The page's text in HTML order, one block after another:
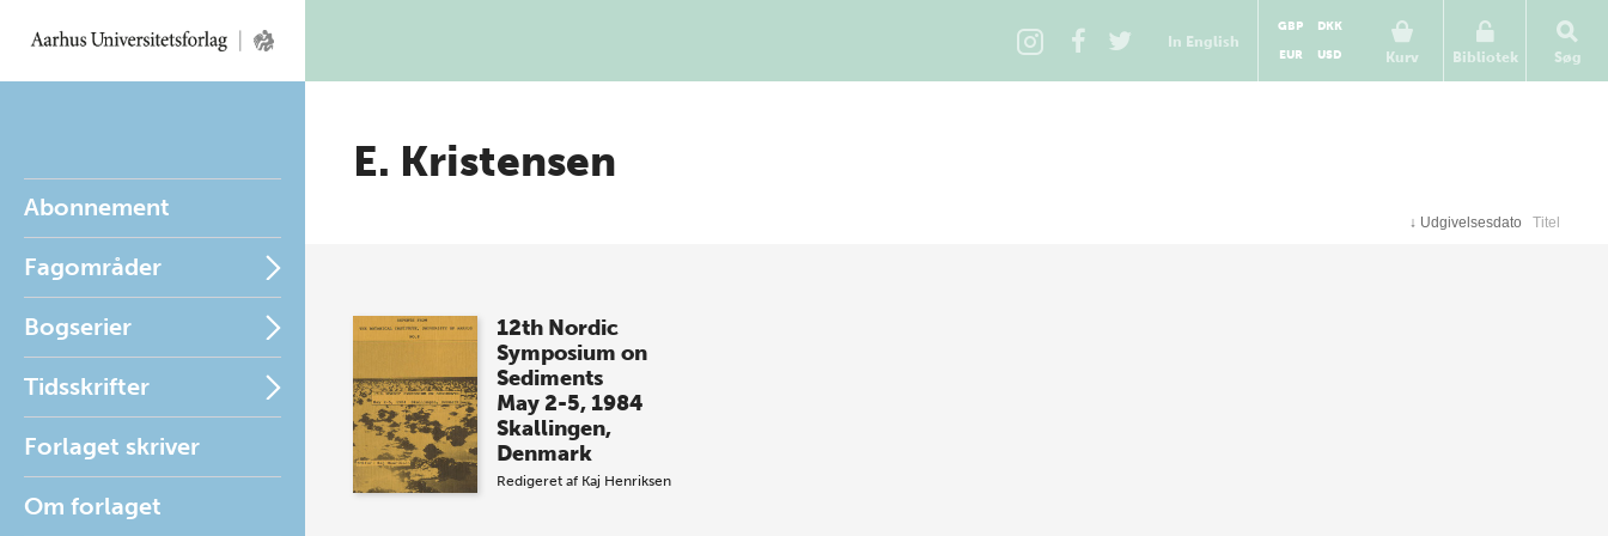
In English
Kurv
GBP
DKK
EUR
USD Bibliotek Søg
Abonnement
Fagområder
Bogserier
Tidsskrifter
Forlaget skriver
Om forlaget
E. Kristensen
↓ Udgivelsesdato Titel
12th Nordic
Symposium on
Sediments
May 2-5, 1984
Skallingen,
Denmark
Redigeret af Kaj Henriksen